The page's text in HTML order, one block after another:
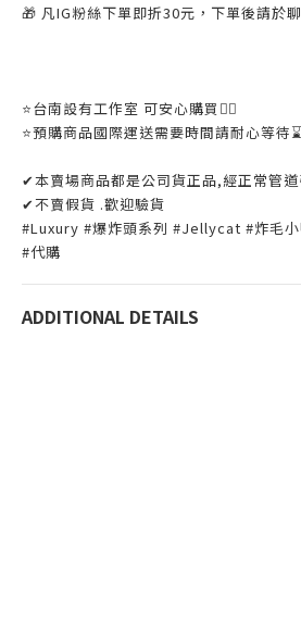
🎁 凡IG粉絲下單即折30元，下單後請於
⭐️台南設有工作室 可安心購買👌🏼
⭐️預購商品國際運送需要時間請耐心等待⌛️
✔本賣場商品都是公司貨正品,經正常管道
✔不賣假貨 .歡迎驗貨
#Luxury #爆炸頭系列 #Jellycat #炸毛
#代購
ADDITIONAL DETAILS